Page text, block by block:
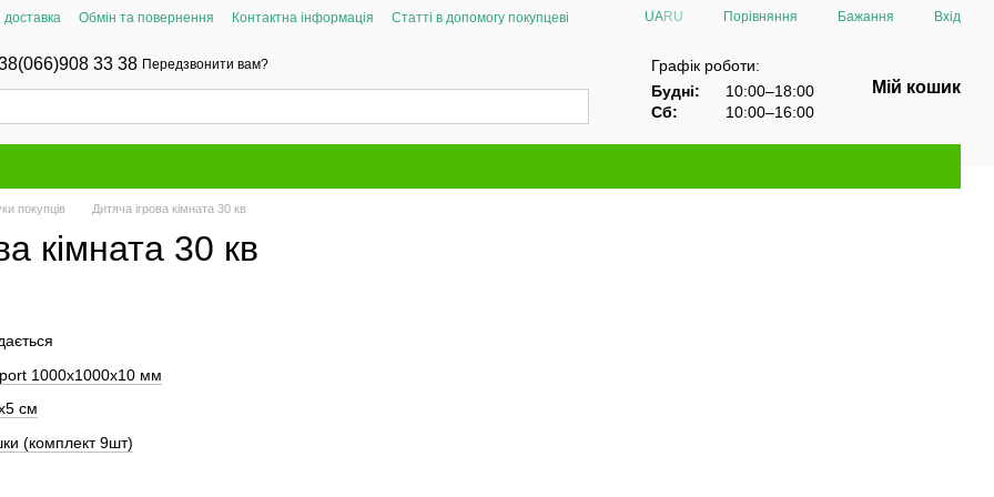
доставка Обмін та повернення Контактна інформація Статті в допомогу покупцеві UARU Порівняння Бажання Вхід
33 38 Передзвонити вам?
Графік роботи:
Будні:
10:00–18:00
Сб:
10:00–16:00
Мій кошик
покупців Дитяча ігрова кімната 30 кв
кімната 30 кв
1000х1000х10 мм
см
(комплект 9шт)